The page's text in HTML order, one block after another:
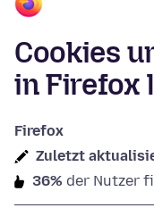
Cookies
in Firefox
Firefox
Zuletzt
36% der Nutzer